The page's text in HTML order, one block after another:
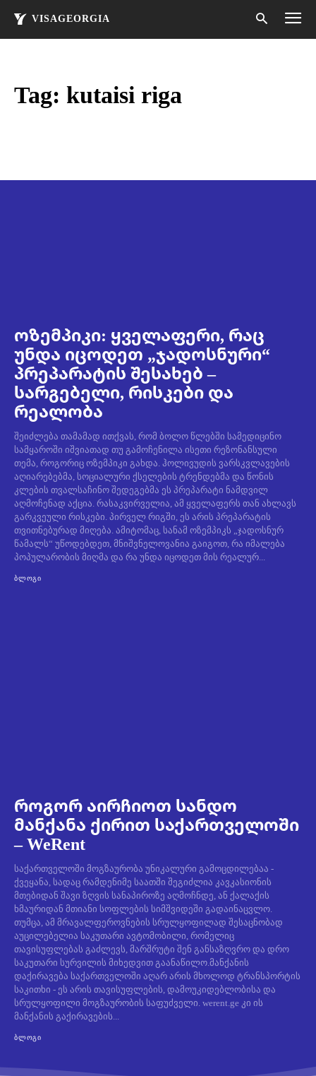
VISAGEORGIA
Tag: kutaisi riga
ოზემპიკი: ყველაფერი, რაც
უნდა იცოდეთ „ჯადოსნური“
პრეპარატის შესახებ –
სარგებელი, რისკები და
რეალობა
შეიძლება თამამად ითქვას, რომ ბოლო წლებში სამედიცინო
სამყაროში იშვიათად თუ გამოჩენილა ისეთი რეზონანსული
თემა, როგორიც ოზემპიკი გახდა. ჰოლივუდის ვარსკვლავების
აღიარებებმა, სოციალური ქსელების ტრენდებმა და წონის
კლების თვალსაჩინო შედეგებმა ეს პრეპარატი ნამდვილ
აღმოჩენად აქცია. რასაკვირველია, ამ ყველაფერს თან ახლავს
გარკვეული რისკები. პირველ რიგში, ეს არის პრეპარატის
თვითნებურად მიღება. ამიტომაც, სანამ ოზემპიკს „ჯადოსნურ
წამალს“ უწოდებდეთ, მნიშვნელოვანია გაიგოთ, რა იმალება
პოპულარობის მიღმა და რა უნდა იცოდეთ მის რეალურ...
ᲑᲚᲝᲒᲘ
როგორ აირჩიოთ სანდო
მანქანა ქირით საქართველოში
– WeRent
საქართველოში მოგზაურობა უნიკალური გამოცდილებაა -
ქვეყანა, სადაც რამდენიმე საათში შეგიძლია კავკასიონის
მთებიდან შავი ზღვის სანაპიროზე აღმოჩნდე, ან ქალაქის
ხმაურიდან მთიანი სოფლების სიმშვიდეში გადაინაცვლო.
თუმცა, ამ მრავალფეროვნების სრულყოფილად შესაცნობად
აუცილებელია საკუთარი ავტომობილი, რომელიც
თავისუფლებას გაძლევს, მარშრუტი შენ განსაზღვრო და დრო
საკუთარი სურვილის მიხედვით გაანაწილო.მანქანის
დაქირავება საქართველოში აღარ არის მხოლოდ ტრანსპორტის
საკითხი - ეს არის თავისუფლების, დამოუკიდებლობისა და
სრულყოფილი მოგზაურობის საფუძველი. werent.ge კი ის
მანქანის გაქირავების...
ᲑᲚᲝᲒᲘ